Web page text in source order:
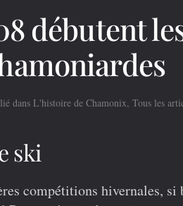
débutent
dans L'histoire de Chamonix, Tous les
ski
compétitions hivernales, si